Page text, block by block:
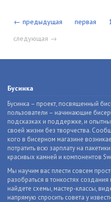
← предыдущая первая
следующая →
Бусинка
Бусинка – проект, посвященный
пользователи – начинающие
подсказках и поддержке, и
своей жизни без творчества.
кого в бисерном магазине
потратить всю зарплату на
красивых камней и компонентов
Мы научим вас плести совсем
разобраться в тонкостях
найдете схемы, мастер-классы,
напрямую спросить совета у